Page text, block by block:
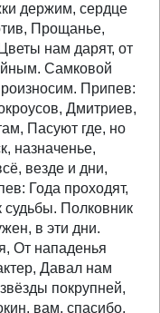
держим, сердце
Прощанье,
нам дарят, от
Самковой
Припев:
Дмитриев,
Пасуют где, но
назначенье,
везде и дни,
Года проходят,
судьбы. Полковник
в эти дни.
От нападенья
Давал нам
покрупней,
вам, спасибо,